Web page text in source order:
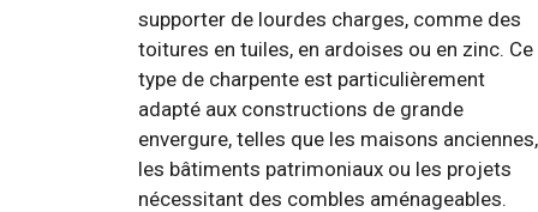
supporter de lourdes charges, comme des
toitures en tuiles, en ardoises ou en zinc. Ce
type de charpente est particulièrement
adapté aux constructions de grande
envergure, telles que les maisons anciennes,
les bâtiments patrimoniaux ou les projets
nécessitant des combles aménageables.